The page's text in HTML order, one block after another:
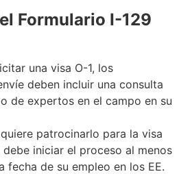
Formulario I-129
una visa O-1, los
deben incluir una consulta
de expertos en el campo en su
patrocinarlo para la visa
iniciar el proceso al menos
fecha de su empleo en los EE.